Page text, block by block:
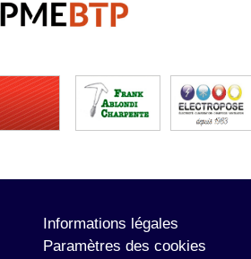
Informations légales
Paramètres des cookies